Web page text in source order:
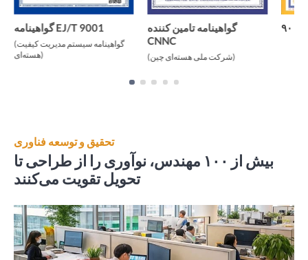
گواهینامه EJ/T 9001
(گواهینامه سیستم مدیریت کیفیت
هسته‌ای)
گواهینامه تامین کننده
CNNC
(شرکت ملی هسته‌ای چین)
تحقیق و توسعه فناوری
بیش از ۱۰۰ مهندس، نوآوری را از طراحی تا
تحویل تقویت می‌کنند